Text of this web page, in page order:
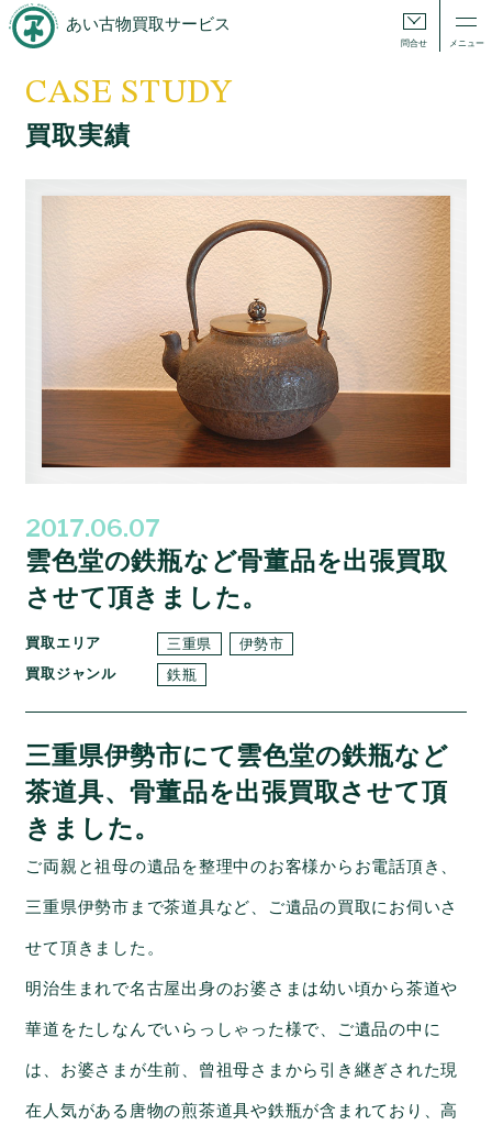
あい古物買取サービス
問合せ メニュー
CASE STUDY
買取実績
2017.06.07
雲色堂の鉄瓶など骨董品を出張買取
させて頂きました。
買取エリア 三重県
伊勢市
買取ジャンル
鉄瓶
三重県伊勢市にて雲色堂の鉄瓶など
茶道具、骨董品を出張買取させて頂
きました。
ご両親と祖母の遺品を整理中のお客様からお電話頂き、
三重県伊勢市まで茶道具など、ご遺品の買取にお伺いさ
せて頂きました。
明治生まれで名古屋出身のお婆さまは幼い頃から茶道や
華道をたしなんでいらっしゃった様で、ご遺品の中に
は、お婆さまが生前、曾祖母さまから引き継ぎされた現
在人気がある唐物の煎茶道具や鉄瓶が含まれており、高